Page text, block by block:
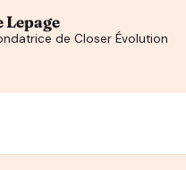
Lepage
de Closer Évolution